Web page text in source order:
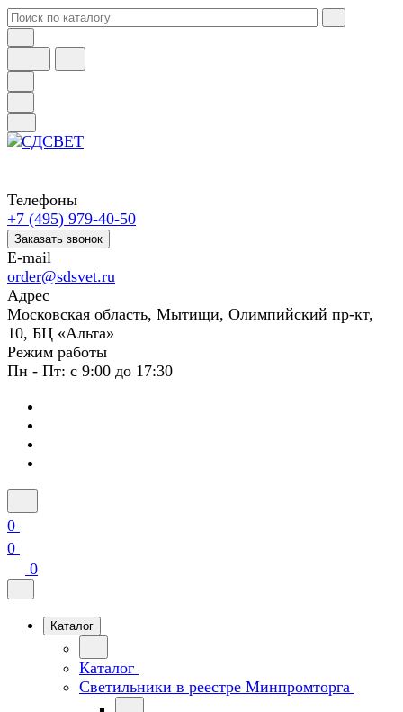
Телефоны
+7 (495) 979-40-50
Заказать звонок
E-mail
order@sdsvet.ru
Адрес
Московская область, Мытищи, Олимпийский пр-кт,
10, БЦ «Альта»
Режим работы
Пн - Пт: с 9:00 до 17:30
0
0
0
Каталог
Каталог
Светильники в реестре Минпромторга